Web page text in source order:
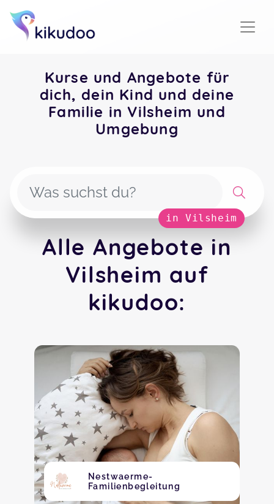
Kurse und Angebote für
dich, dein Kind und deine
Familie in Vilsheim und
Umgebung
in Vilsheim
Alle Angebote in
Vilsheim auf
kikudoo:
Nestwaerme-
Familienbegleitung